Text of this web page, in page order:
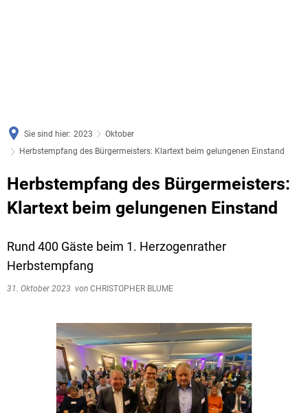
Sie sind hier: 2023
Oktober
Herbstempfang des Bürgermeisters: Klartext beim gelungenen Einstand
Herbstempfang des Bürgermeisters:
Klartext beim gelungenen Einstand
Rund 400 Gäste beim 1. Herzogenrather
Herbstempfang
31. Oktober 2023 von CHRISTOPHER BLUME